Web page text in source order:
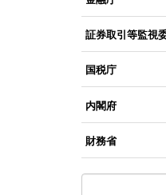
証券取引等監視
国税庁
内閣府
財務省